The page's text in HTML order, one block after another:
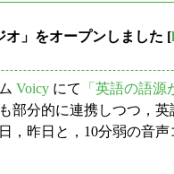
オ」をオープンしました [
Voicy にて 「英語の語源
部分的に連携しつつ，
，昨日と，10分弱の音